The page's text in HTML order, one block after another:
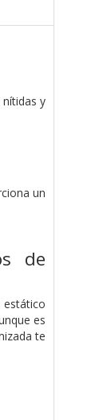
y
un
de
estático
es
te